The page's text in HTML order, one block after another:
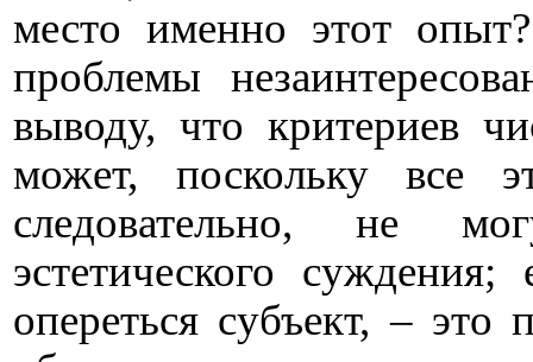
место именно этот
проблемы
выводу, что критериев
может, поскольку все
следовательно, не
эстетического
опереться субъект, – это